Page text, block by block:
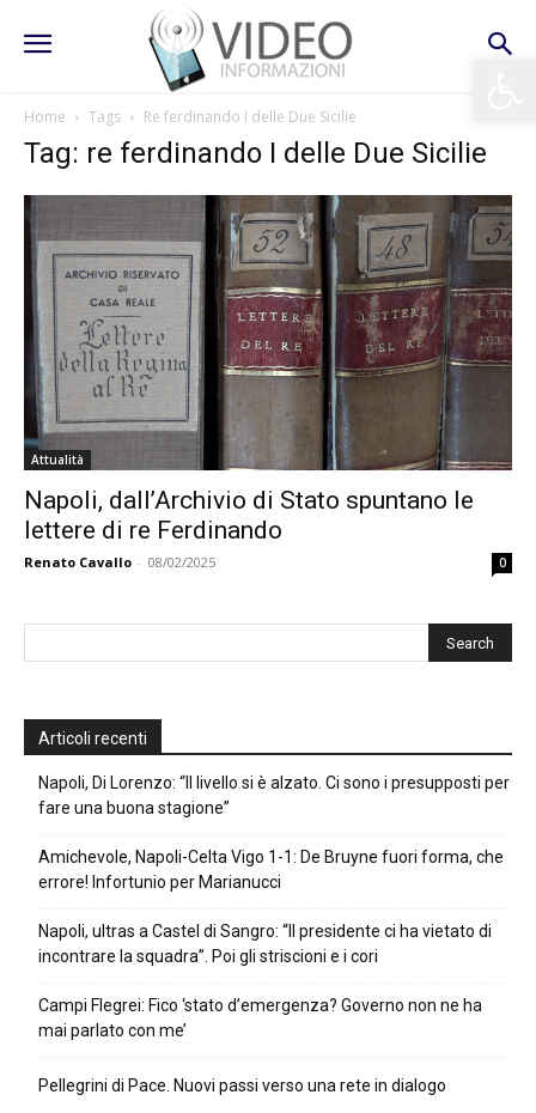
Home Tags Re ferdinando I delle Due Sicilie
Tag: re ferdinando I delle Due Sicilie
Attualità
Napoli, dall’Archivio di Stato spuntano le
lettere di re Ferdinando
Renato Cavallo - 08/02/2025 0
Articoli recenti
Napoli, Di Lorenzo: “Il livello si è alzato. Ci sono i presupposti per
fare una buona stagione”
Amichevole, Napoli-Celta Vigo 1-1: De Bruyne fuori forma, che
errore! Infortunio per Marianucci
Napoli, ultras a Castel di Sangro: “Il presidente ci ha vietato di
incontrare la squadra”. Poi gli striscioni e i cori
Campi Flegrei: Fico ‘stato d’emergenza? Governo non ne ha
mai parlato con me’
Pellegrini di Pace. Nuovi passi verso una rete in dialogo